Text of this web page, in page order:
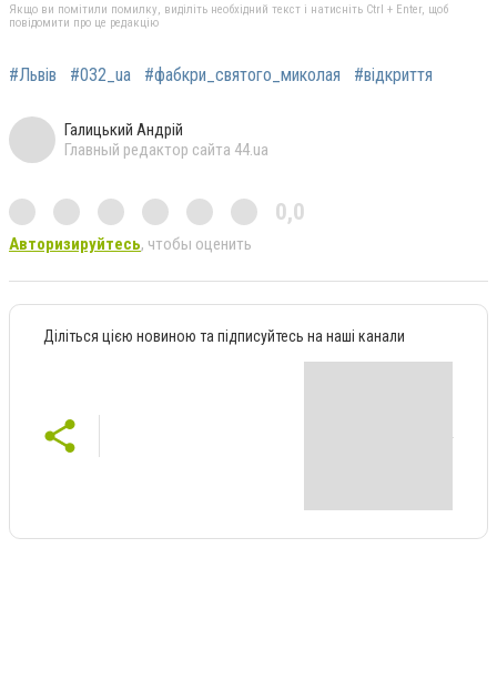
Якщо ви помітили помилку, виділіть необхідний текст і натисніть Ctrl + Enter, щоб
повідомити про це редакцію
#Львів #032_ua #фабкри_святого_миколая #відкриття
Галицький Андрій
Главный редактор сайта 44.ua
0,0
Авторизируйтесь, чтобы оценить
Діліться цією новиною та підписуйтесь на наші канали